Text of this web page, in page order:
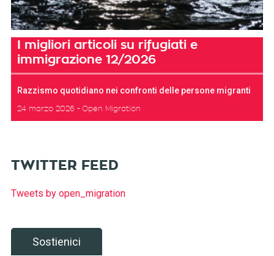
I migliori articoli su rifugiati e
immigrazione 12/2026
Razzismo quotidiano nei confronti delle persone migranti
24 marzo 2026 Open Migration
TWITTER FEED
Tweets by open_migration
Sostienici